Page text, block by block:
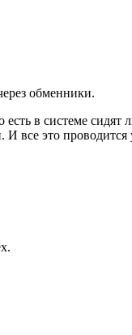
обменники.
в системе
все это проводится